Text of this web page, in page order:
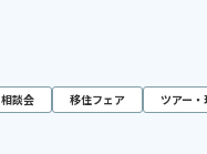
相談会 移住フェア ツアー